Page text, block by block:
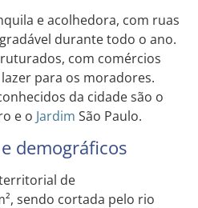
e acolhedora, com ruas
durante todo o ano.
com comércios
para os moradores.
da cidade são o
e o Jardim São Paulo.
demográficos
de
sendo cortada pelo rio